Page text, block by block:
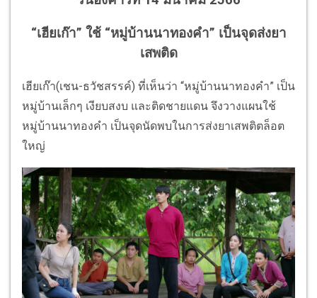
“เฮียเก๊า” ใช้ “หมู่บ้านนาทองคำ” เป็นจุดส่งยา
เสพติด
เฮียเก๊า(เชน-ธวัชสรรค์) ที่เห็นว่า “หมู่บ้านนาทองคำ” เป็น
หมู่บ้านเล็กๆ เงียบสงบ และติดชายแดน จึงวางแผนใช้
หมู่บ้านนาทองคำ เป็นจุดนัดพบในการส่งยาเสพติตล็อต
ใหญ่